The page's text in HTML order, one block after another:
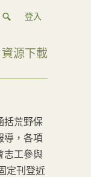
登入
資源下載
括荒野保
導，各項
志工參與
定刊登近